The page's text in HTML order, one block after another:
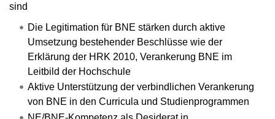
sind
Die Legitimation für BNE stärken durch aktive
Umsetzung bestehender Beschlüsse wie der
Erklärung der HRK 2010, Verankerung BNE im
Leitbild der Hochschule
Aktive Unterstützung der verbindlichen Verankerung
von BNE in den Curricula und Studienprogrammen